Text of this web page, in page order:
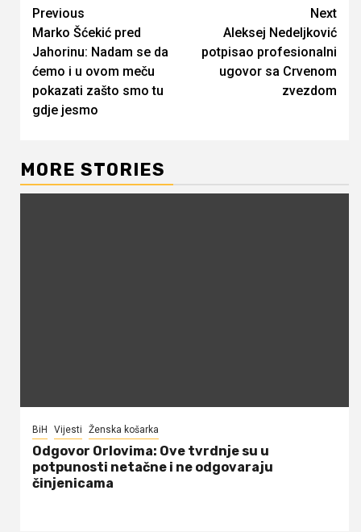
Continue
Reading
Previous
Marko Šćekić pred
Jahorinu: Nadam se da
ćemo i u ovom meču
pokazati zašto smo tu
gdje jesmo
Next
Aleksej Nedeljković
potpisao profesionalni
ugovor sa Crvenom
zvezdom
MORE STORIES
BiH Vijesti Ženska košarka
Odgovor Orlovima: ​Ove tvrdnje su u
potpunosti netačne i ne odgovaraju
činjenicama